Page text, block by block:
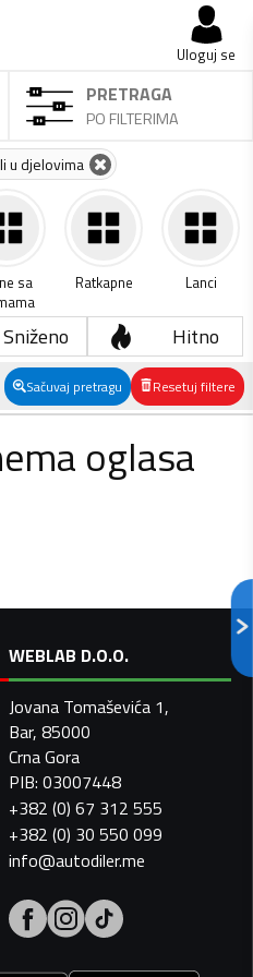
Uloguj se
PRETRAGA
PO FILTERIMA
u djelovima
sa
Ratkapne Lanci
Sniženo Hitno
Sačuvaj pretragu Resetuj filtere
oglasa
WEBLAB D.O.O.
Jovana Tomaševića 1,
Bar, 85000
Crna Gora
PIB: 03007448
+382 (0) 67 312 555
+382 (0) 30 550 099
info@autodiler.me